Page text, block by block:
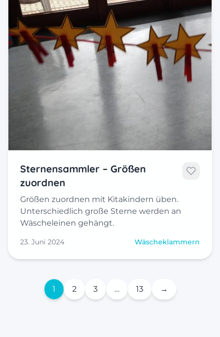
Sternensammler – Größen
zuordnen
Größen zuordnen mit Kitakindern üben.
Unterschiedlich große Sterne werden an
Wäscheleinen gehängt.
23. Juni 2024 Wäscheklammern
1 2 3 … 13 →